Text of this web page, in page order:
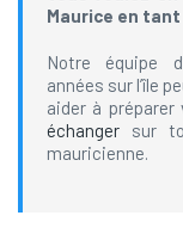
Maurice en
Notre équipe
années sur l’île
aider à
échanger sur
mauricienne.